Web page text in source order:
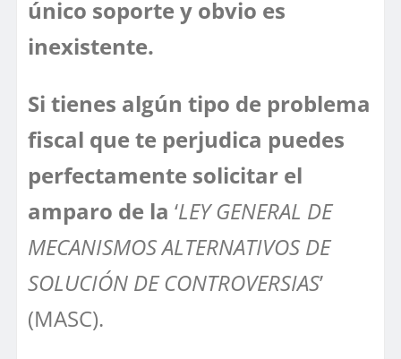
único soporte y obvio es
inexistente.
Si tienes algún tipo de problema
fiscal que te perjudica puedes
perfectamente solicitar el
amparo de la ‘LEY GENERAL DE
MECANISMOS ALTERNATIVOS DE
SOLUCIÓN DE CONTROVERSIAS’
(MASC).